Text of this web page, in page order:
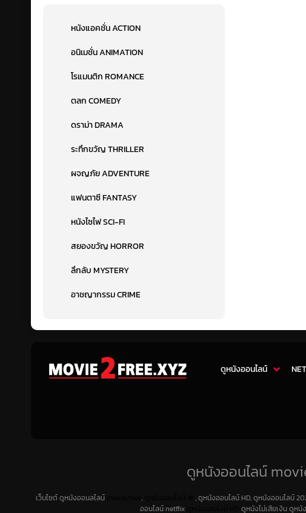
หนังแอคชั่น ACTION
อนิเมชั่น ANIMATION
โรแมนติก ROMANCE
ตลก COMEDY
ดราม่า DRAMA
ระทึกขวัญ THRILLER
ผจญภัย ADVENTURE
แฟนตาซี FANTASY
หนังไซไฟ SCI-FI
สยองขวัญ HORROR
ลึกลับ MYSTERY
อาชญากรรม CRIME
ดูหนังออนไลน์
ดูหนังออนไลน์
เว็บไซต์ ดูหนังออนลไลน์ ,
, ดูหนังออนไลน์ HD, ดูหนังออนไลน์
ออนไลน์ netflix
ดูหนังไม่เสียเงิน ดูหนั